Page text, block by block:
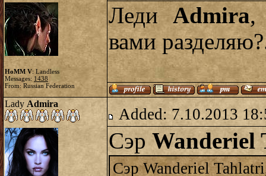
HoMM V: Landless
Messages: 1438
From: Russian Federation
ЛедиAdmira,
вами
Lady Admira
Added: 7.10.2013
Сэр Wanderiel
Сэр Wanderiel